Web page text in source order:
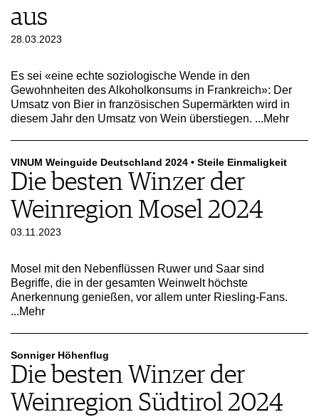
aus
28.03.2023
Es sei «eine echte soziologische Wende in den
Gewohnheiten des Alkoholkonsums in Frankreich»: Der
Umsatz von Bier in französischen Supermärkten wird in
diesem Jahr den Umsatz von Wein überstiegen. ...Mehr
VINUM Weinguide Deutschland 2024 • Steile Einmaligkeit
Die besten Winzer der
Weinregion Mosel 2024
03.11.2023
Mosel mit den Nebenﬂüssen Ruwer und Saar sind
Begriffe, die in der gesamten Weinwelt höchste
Anerkennung genießen, vor allem unter Riesling-Fans.
...Mehr
Sonniger Höhenflug
Die besten Winzer der
Weinregion Südtirol 2024